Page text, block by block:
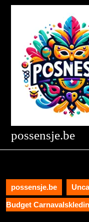
Skip
possensje.be
possensje.be
Budget